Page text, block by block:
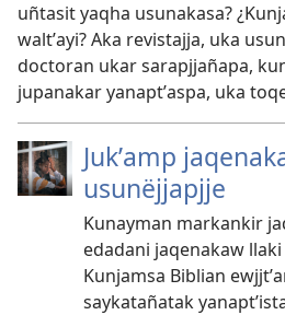
uñtasit yaqha usunakasa?
waltʼayi? Aka revistajja, uka
doctoran ukar sarapjjañapa,
jupanakar yanaptʼaspa, uka
Jukʼamp
usunëjjapjje
Kunayman markankir
edadani jaqenakaw
Kunjamsa Biblian
saykatañatak